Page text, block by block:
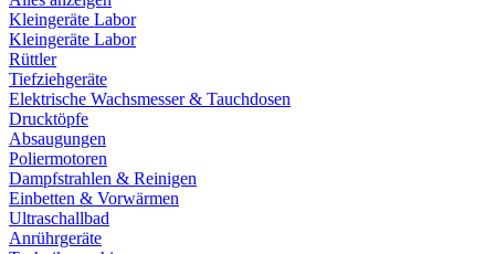
Kleingeräte Labor
Kleingeräte Labor
Rüttler
Tiefziehgeräte
Elektrische Wachsmesser & Tauchdosen
Drucktöpfe
Absaugungen
Poliermotoren
Dampfstrahlen & Reinigen
Einbetten & Vorwärmen
Ultraschallbad
Anrührgeräte